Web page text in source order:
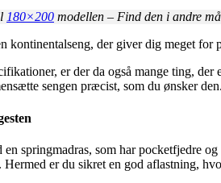
180×200 modellen – Find den i andre
kontinentalseng, der giver dig meget for
er der da også mange ting,
sengen præcist, som du ønsker den.
springmadras, som har pocketfjedre
. Hermed er du sikret en god aflastning,